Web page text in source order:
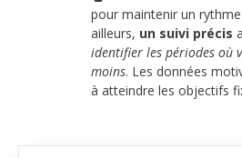
pour maintenir un
ailleurs, un suivi précis
identifier les périodes où
moins. Les données
à atteindre les objectifs